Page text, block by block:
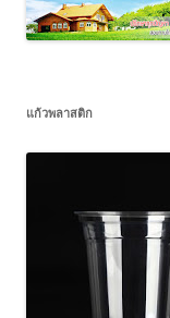
แก้วพลาสติก